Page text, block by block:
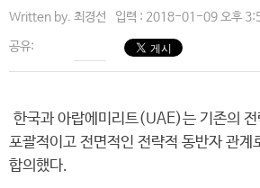
Written by. 최경선 입력 : 2018-01-09 오후
공유:
한국과 아랍에미리트(UAE)는 기존의 전
포괄적이고 전면적인 전략적 동반자 관계
합의했다.